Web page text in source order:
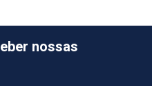
nossas